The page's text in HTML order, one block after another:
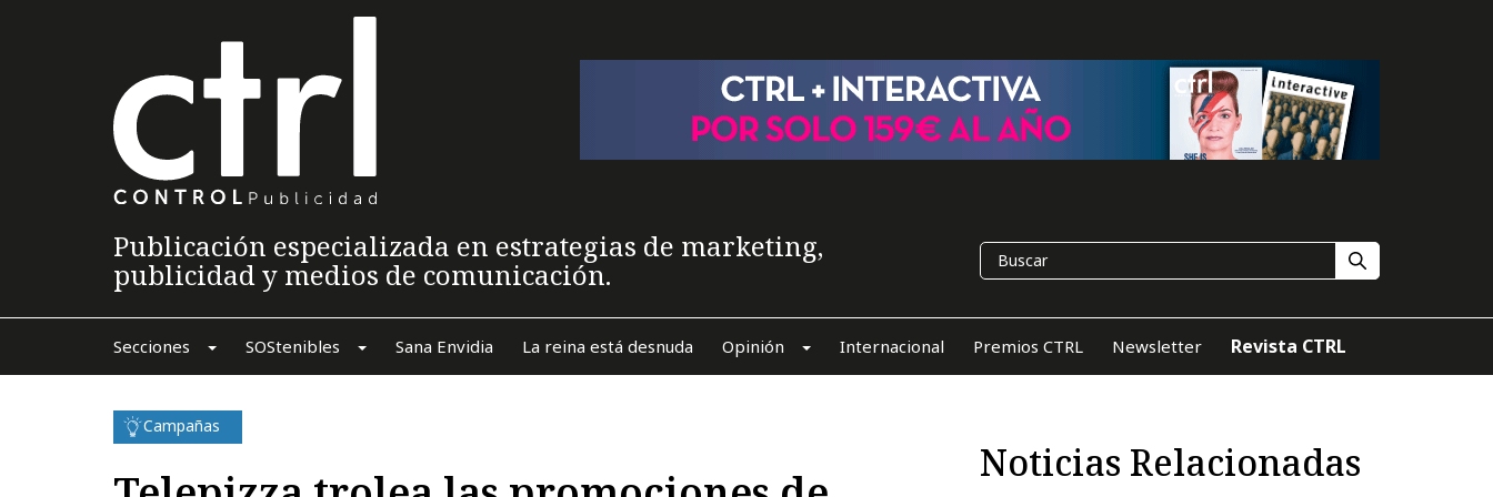
Publicación especializada en estrategias de marketing,
publicidad y medios de comunicación.
Secciones SOStenibles Sana Envidia La reina está desnuda Opinión Internacional Premios CTRL Newsletter Revista CTRL
Campañas
Noticias Relacionadas